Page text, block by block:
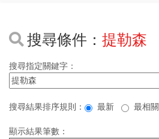
搜尋條件： 提勒森
搜尋指定關鍵字：
搜尋結果排序規則： 最新 最相關
顯示結果筆數：